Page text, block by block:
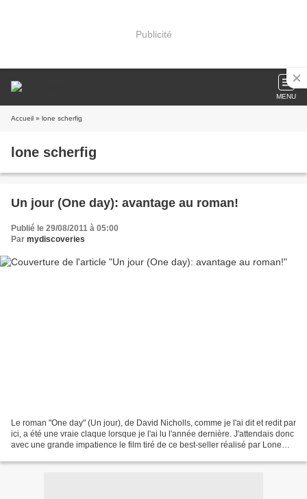
Publicité
MENU
Accueil » lone scherfig
lone scherfig
Un jour (One day): avantage au roman!
Publié le 29/08/2011 à 05:00
Par mydiscoveries
Le roman "One day" (Un jour), de David Nicholls, comme je l'ai dit et redit par
ici, a été une vraie claque lorsque je l'ai lu l'année dernière. J'attendais donc
avec une grande impatience le film tiré de ce best-seller réalisé par Lone